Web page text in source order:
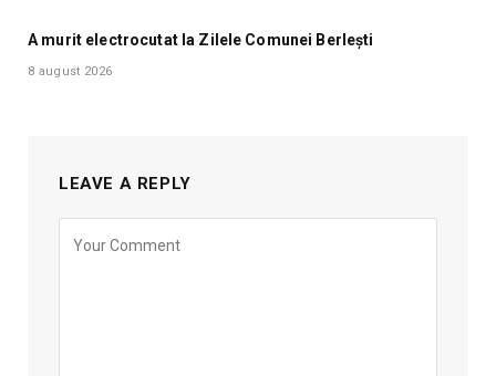
A murit electrocutat la Zilele Comunei Berlești
8 august 2026
LEAVE A REPLY